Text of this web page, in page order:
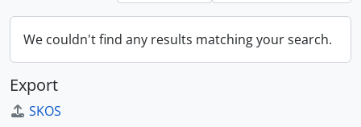
We couldn't find any results matching your search.
Export
SKOS